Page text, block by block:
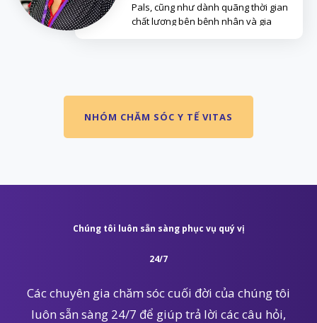
Pals, cũng như dành quãng thời gian
chất lượng bên bệnh nhân và gia
NHÓM CHĂM SÓC Y TẾ VITAS
Chúng tôi luôn sẵn sàng phục vụ quý vị
24/7
Các chuyên gia chăm sóc cuối đời của chúng tôi
luôn sẵn sàng 24/7 để giúp trả lời các câu hỏi,